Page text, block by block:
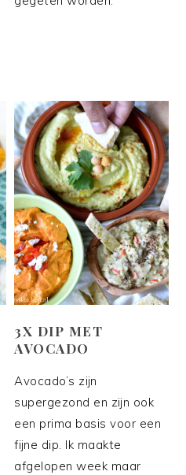
3X DIP MET
AVOCADO
Avocado’s zijn
supergezond en zijn ook
een prima basis voor een
fijne dip. Ik maakte
afgelopen week maar